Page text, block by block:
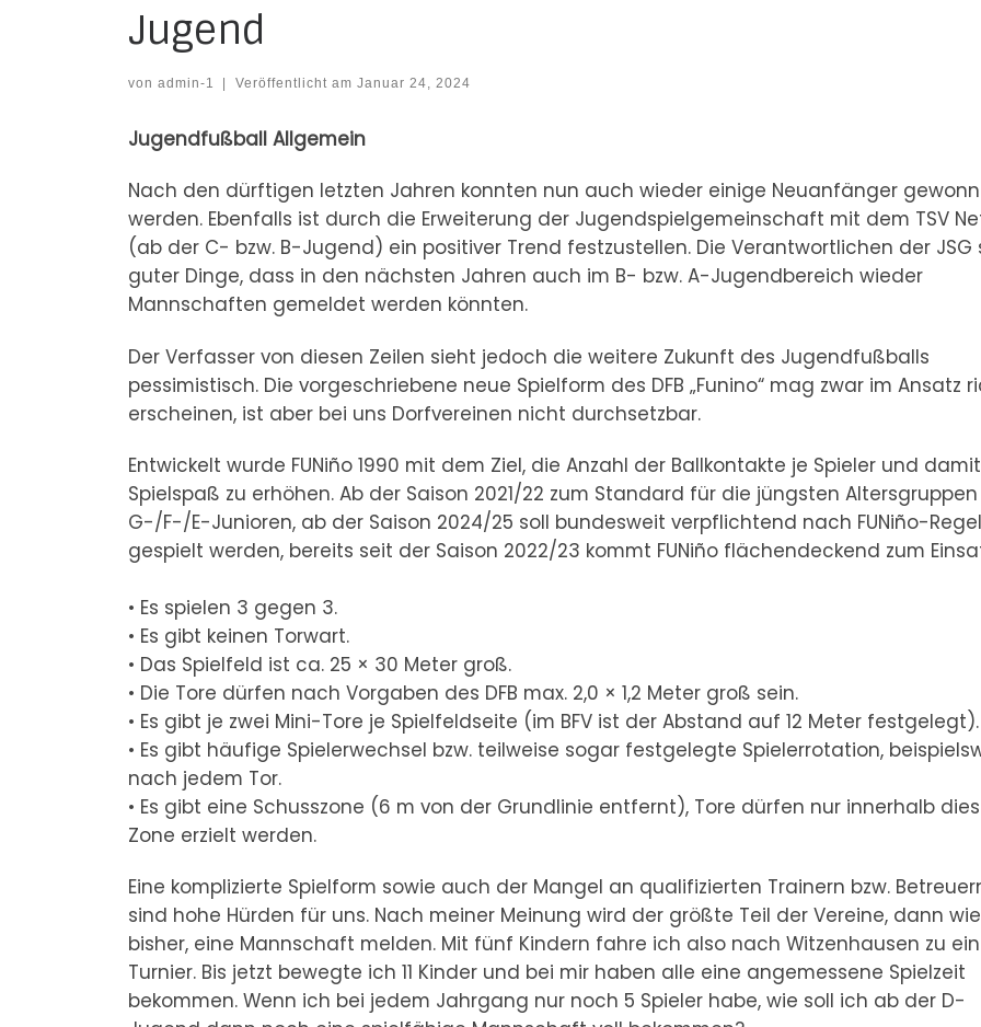
Jugend
von admin-1 Veröffentlicht am Januar 24, 2024
Jugendfußball Allgemein
Nach den dürftigen letzten Jahren konnten nun auch wieder einige Neuanfänger
werden. Ebenfalls ist durch die Erweiterung der Jugendspielgemeinschaft mit dem TSV
(ab der C- bzw. B-Jugend) ein positiver Trend festzustellen. Die Verantwortlichen der JSG
guter Dinge, dass in den nächsten Jahren auch im B- bzw. A-Jugendbereich wieder
Mannschaften gemeldet werden könnten.
Der Verfasser von diesen Zeilen sieht jedoch die weitere Zukunft des Jugendfußballs
pessimistisch. Die vorgeschriebene neue Spielform des DFB „Funino“ mag zwar im Ansatz
erscheinen, ist aber bei uns Dorfvereinen nicht durchsetzbar.
Entwickelt wurde FUNiño 1990 mit dem Ziel, die Anzahl der Ballkontakte je Spieler und
Spielspaß zu erhöhen. Ab der Saison 2021/22 zum Standard für die jüngsten Altersgruppen
G-/F-/E-Junioren, ab der Saison 2024/25 soll bundesweit verpflichtend nach FUNiño-
gespielt werden, bereits seit der Saison 2022/23 kommt FUNiño flächendeckend zum
• Es spielen 3 gegen 3.
• Es gibt keinen Torwart.
• Das Spielfeld ist ca. 25 × 30 Meter groß.
• Die Tore dürfen nach Vorgaben des DFB max. 2,0 × 1,2 Meter groß sein.
• Es gibt je zwei Mini-Tore je Spielfeldseite (im BFV ist der Abstand auf 12 Meter festgelegt).
• Es gibt häufige Spielerwechsel bzw. teilweise sogar festgelegte Spielerrotation,
nach jedem Tor.
• Es gibt eine Schusszone (6 m von der Grundlinie entfernt), Tore dürfen nur innerhalb
Zone erzielt werden.
Eine komplizierte Spielform sowie auch der Mangel an qualifizierten Trainern bzw.
sind hohe Hürden für uns. Nach meiner Meinung wird der größte Teil der Vereine, dann wie
bisher, eine Mannschaft melden. Mit fünf Kindern fahre ich also nach Witzenhausen zu
Turnier. Bis jetzt bewegte ich 11 Kinder und bei mir haben alle eine angemessene Spielzeit
bekommen. Wenn ich bei jedem Jahrgang nur noch 5 Spieler habe, wie soll ich ab der D-